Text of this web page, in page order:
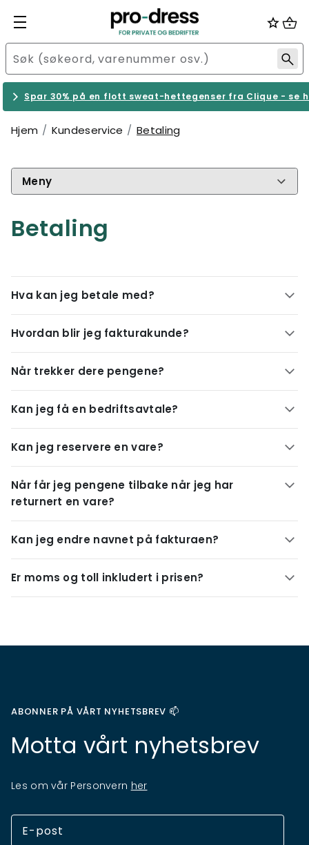
Spar 30% på en flott sweat-hettegenser fra Clique - se
Hjem Kundeservice Betaling
Meny
Betaling
Hva kan jeg betale med?
Hvordan blir jeg fakturakunde?
Når trekker dere pengene?
Kan jeg få en bedriftsavtale?
Kan jeg reservere en vare?
Når får jeg pengene tilbake når jeg har
returnert en vare?
Kan jeg endre navnet på fakturaen?
Er moms og toll inkludert i prisen?
ABONNER PÅ VÅRT NYHETSBREV 📫
Motta vårt nyhetsbrev
Les om vår Personvern her